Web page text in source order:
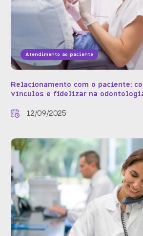
Atendimento ao paciente
Relacionamento com o paciente:
vínculos e fidelizar na
12/09/2025